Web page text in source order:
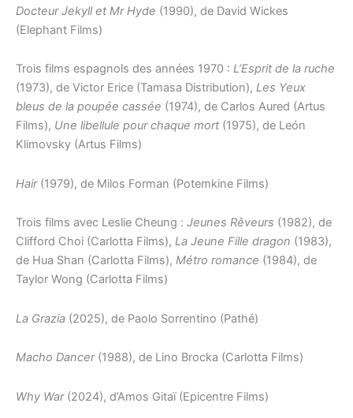
Docteur Jekyll et Mr Hyde (1990), de David Wickes
(Elephant Films)
Trois films espagnols des années 1970 : L’Esprit de la ruche
(1973), de Victor Erice (Tamasa Distribution), Les Yeux
bleus de la poupée cassée (1974), de Carlos Aured (Artus
Films), Une libellule pour chaque mort (1975), de León
Klimovsky (Artus Films)
Hair(1979), de Milos Forman (Potemkine Films)
Trois films avec Leslie Cheung : Jeunes Rêveurs (1982), de
Clifford Choi (Carlotta Films), La Jeune Fille dragon (1983),
de Hua Shan (Carlotta Films), Métro romance (1984), de
Taylor Wong (Carlotta Films)
La Grazia (2025), de Paolo Sorrentino (Pathé)
Macho Dancer(1988), de Lino Brocka (Carlotta Films)
Why War(2024), d’Amos Gitaï (Epicentre Films)